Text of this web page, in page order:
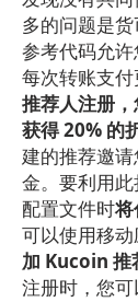
多的问题是
参考代码允
每次转账支付
推荐人注册
获得 20% 的
建的推荐邀
金。要利用
配置文件时将
可以使用移
加 Kucoin 推
注册时，您